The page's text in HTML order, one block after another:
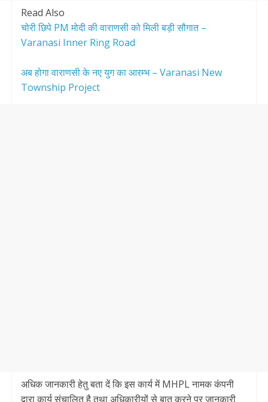
Read Also
चोरी छिपे PM मोदी की वाराणसी को मिली बड़ी सौगात –
Varanasi Inner Ring Road
अब होगा वाराणसी के नए युग का आरम्भ – Varanasi New
Township Project
अधिक जानकारी हेतु बता दें कि इस कार्य में MHPL नामक कंपनी
द्वारा कार्य संचालित है तथा अधिकारीयों से बात करने पर जानकारी